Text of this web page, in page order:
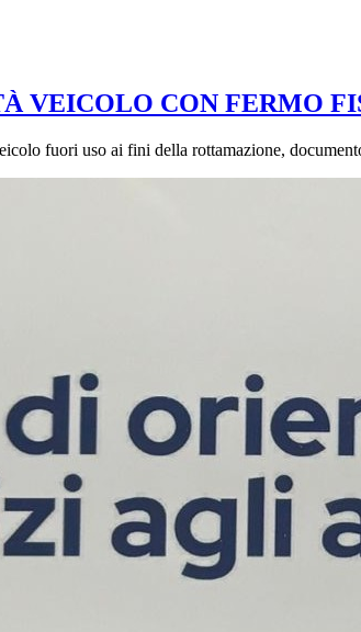
VEICOLO CON FERMO
fuori uso ai fini della rottamazione,